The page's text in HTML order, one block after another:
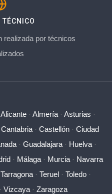
realizada por técnicos
Alicante · Almería · Asturias ·
Cantabria· Castellón· Ciudad
· Guadalajara · Huelva ·
· Málaga· Murcia· Navarra
Tarragona· Teruel· Toledo·
· Vizcaya · Zaragoza